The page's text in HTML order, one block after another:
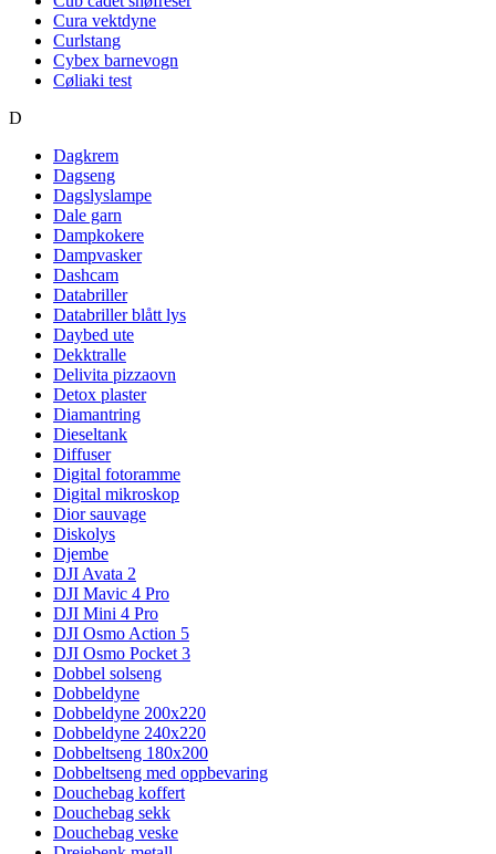
Cura vektdyne
Curlstang
Cybex barnevogn
Cøliaki test
D
Dagkrem
Dagseng
Dagslyslampe
Dale garn
Dampkokere
Dampvasker
Dashcam
Databriller
Databriller blått lys
Daybed ute
Dekktralle
Delivita pizzaovn
Detox plaster
Diamantring
Dieseltank
Diffuser
Digital fotoramme
Digital mikroskop
Dior sauvage
Diskolys
Djembe
DJI Avata 2
DJI Mavic 4 Pro
DJI Mini 4 Pro
DJI Osmo Action 5
DJI Osmo Pocket 3
Dobbel solseng
Dobbeldyne
Dobbeldyne 200x220
Dobbeldyne 240x220
Dobbeltseng 180x200
Dobbeltseng med oppbevaring
Douchebag koffert
Douchebag sekk
Douchebag veske